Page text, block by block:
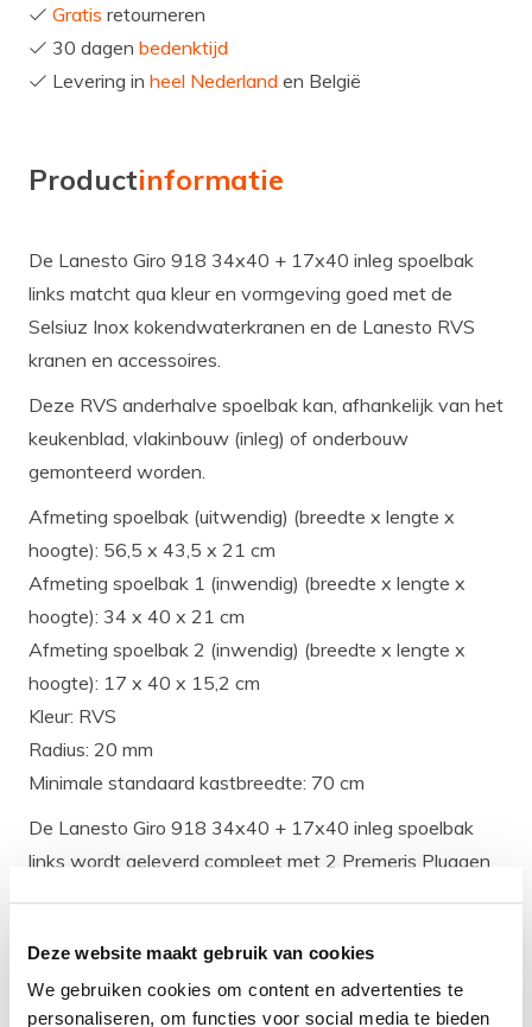
Deze website maakt gebruik van cookies
We gebruiken cookies om content en advertenties te
personaliseren, om functies voor social media te bieden
Gratis retourneren
30 dagen bedenktijd
Levering in heel Nederland en België
Productinformatie
De Lanesto Giro 918 34x40 + 17x40 inleg spoelbak
links matcht qua kleur en vormgeving goed met de
Selsiuz Inox kokendwaterkranen en de Lanesto RVS
kranen en accessoires.
Deze RVS anderhalve spoelbak kan, afhankelijk van het
keukenblad, vlakinbouw (inleg) of onderbouw
gemonteerd worden.
Afmeting spoelbak (uitwendig) (breedte x lengte x
hoogte): 56,5 x 43,5 x 21 cm
Afmeting spoelbak 1 (inwendig) (breedte x lengte x
hoogte): 34 x 40 x 21 cm
Afmeting spoelbak 2 (inwendig) (breedte x lengte x
hoogte): 17 x 40 x 15,2 cm
Kleur: RVS
Radius: 20 mm
Minimale standaard kastbreedte: 70 cm
De Lanesto Giro 918 34x40 + 17x40 inleg spoelbak
links wordt geleverd compleet met 2 Premeris Pluggen
mooi geheel vormt met de bodem. Naden met vuil zijn
dus verleden tijd) en luxe wandoverloop.